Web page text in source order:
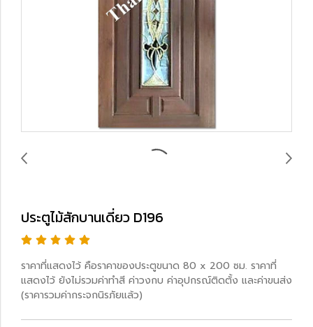
ประตูไม้สักบานเดี่ยว D196
ราคาที่แสดงไว้ คือราคาของประตูขนาด 80 x 200 ซม. ราคาที่
แสดงไว้ ยังไม่รวมค่าทำสี ค่าวงกบ ค่าอุปกรณ์ติดตั้ง และค่าขนส่ง
(ราคารวมค่ากระจกนิรภัยแล้ว)